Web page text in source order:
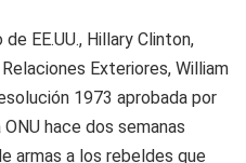
EE.UU., Hillary Clinton,
Exteriores, William
1973 aprobada por
hace dos semanas
armas a los rebeldes que